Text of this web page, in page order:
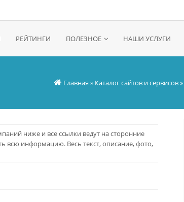
РЕЙТИНГИ ПОЛЕЗНОЕ НАШИ УСЛУГИ
Главная » Каталог сайтов и сервисов»
ниже и все ссылки ведут на сторонние
всю информацию. Весь текст, описание, фото,